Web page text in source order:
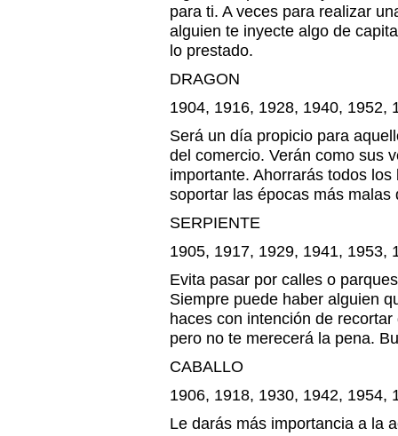
para ti. A veces para realizar
alguien te inyecte algo de
lo prestado.
DRAGON
1904, 1916, 1928, 1940, 1952,
Será un día propicio para
del comercio. Verán como sus
importante. Ahorrarás todos
soportar las épocas más malas
SERPIENTE
1905, 1917, 1929, 1941, 1953,
Evita pasar por calles o
Siempre puede haber alguien
haces con intención de
pero no te merecerá la pena.
CABALLO
1906, 1918, 1930, 1942, 1954,
Le darás más importancia a la